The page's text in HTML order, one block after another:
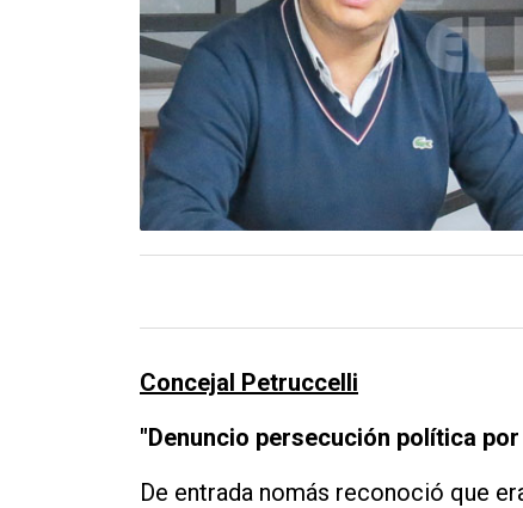
Concejal Petruccelli
"Denuncio persecución política
De entrada nomás reconoció que